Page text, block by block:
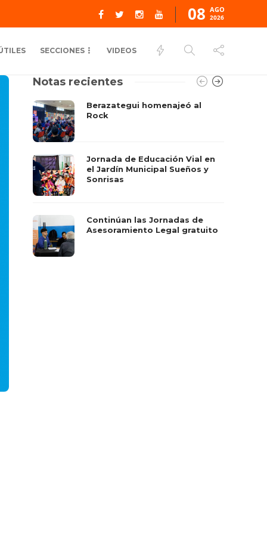
08 AGO
2026
SECCIONES VIDEOS
Notas recientes
Berazategui homenajeó al
Rock
Jornada de Educación Vial en
el Jardín Municipal Sueños y
Sonrisas
Continúan las Jornadas de
Asesoramiento Legal gratuito